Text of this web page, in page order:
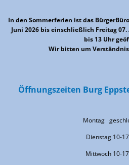
In den Sommerferien ist das
Juni 2026 bis einschließlich Freitag
bis 13 Uhr
Wir bitten um
Öffnungszeiten Burg
Montag
Dienstag 10-
Mittwoch 10-